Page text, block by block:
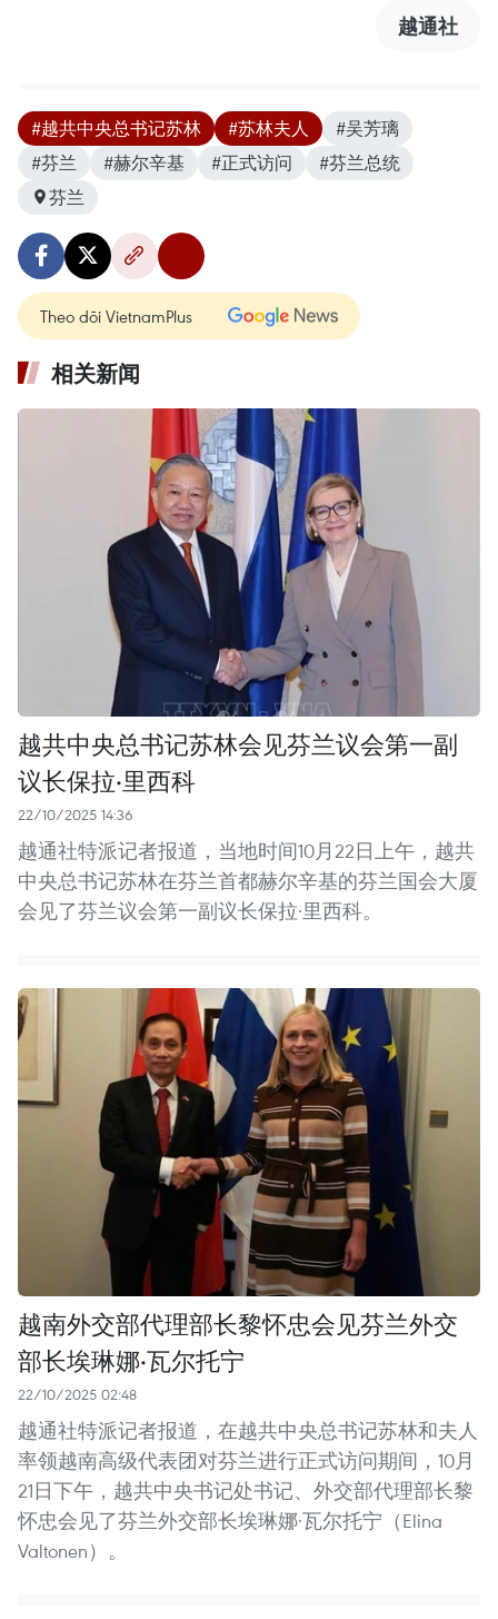
越通社
#越共中央总书记苏林 #苏林夫人
#吴芳璃
#芬兰
#赫尔辛基 #正式访问
#芬兰总统
芬兰
Theo dõi VietnamPlus
相关新闻
越共中央总书记苏林会见芬兰议会第一副
议长保拉·里西科
22/10/2025 14:36
越通社特派记者报道，当地时间10月22日上午，越共
中央总书记苏林在芬兰首都赫尔辛基的芬兰国会大厦
会见了芬兰议会第一副议长保拉·里西科。
越南外交部代理部长黎怀忠会见芬兰外交
部长埃琳娜·瓦尔托宁
22/10/2025 02:48
越通社特派记者报道，在越共中央总书记苏林和夫人
率领越南高级代表团对芬兰进行正式访问期间，10月
21日下午，越共中央书记处书记、外交部代理部长黎
怀忠会见了芬兰外交部长埃琳娜·瓦尔托宁（Elina
Valtonen）。